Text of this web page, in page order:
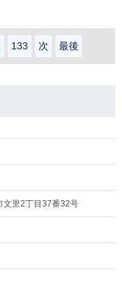
133 次 最後
里2丁目37番32号